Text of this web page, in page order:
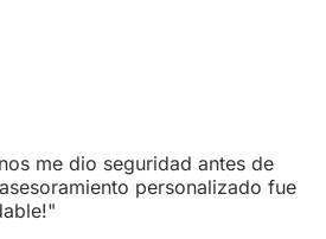
me dio seguridad antes de
personalizado fue